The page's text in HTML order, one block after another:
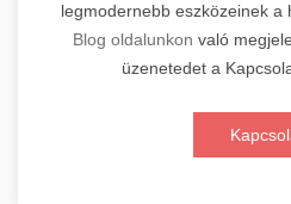
legmodernebb eszközeinek a
Blog oldalunkon való
üzenetedet a